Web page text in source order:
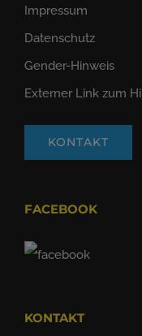
Impressum
Datenschutz
Gender-Hinweis
Externer Link zum
KONTAKT
FACEBOOK
KONTAKT